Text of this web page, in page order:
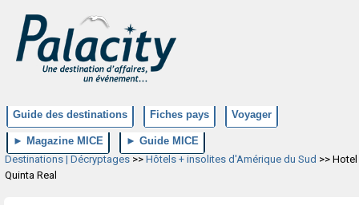
Guide des destinations Fiches pays Voyager
► Magazine MICE
► Guide MICE
Destinations | Décryptages >> Hôtels + insolites d'Amérique du Sud >> Hotel
Quinta Real